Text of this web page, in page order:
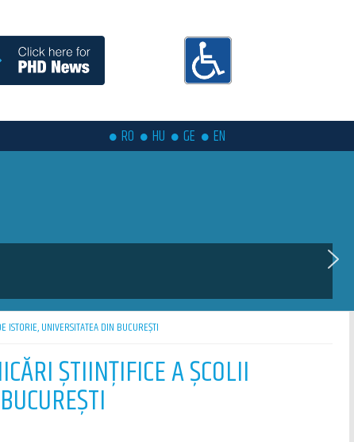
RO HU GE EN
ISTORIE, UNIVERSITATEA DIN BUCUREŞTI
ŞTIINŢIFICE A ŞCOLII